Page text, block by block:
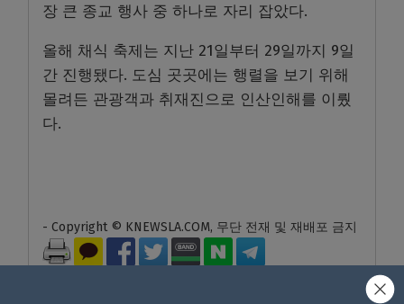
장 큰 종교 행사 중 하나로 자리 잡았다.
올해 채식 축제는 지난 21일부터 29일까지 9일
간 진행됐다. 도심 곳곳에는 행렬을 보기 위해
몰려든 관광객과 취재진으로 인산인해를 이뤘
다.
- Copyright © KNEWSLA.COM, 무단 전재 및 재배포 금지